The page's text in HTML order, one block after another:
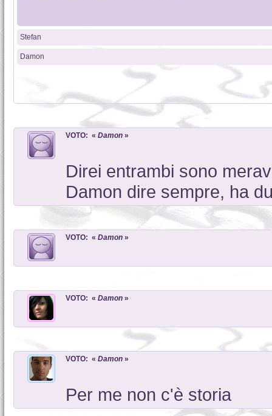
Stefan
Damon
VOTO: « Damon »
Direi entrambi sono
Damon dire sempre, ha
VOTO: « Damon »
VOTO: « Damon »
VOTO: « Damon »
Per me non c'è storia